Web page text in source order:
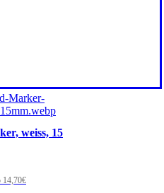
weiss, 15
14,70€